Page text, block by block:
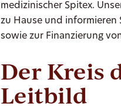
medizinischer Spitex.
zu Hause und informieren
sowie zur Finanzierung
Der Kreis
Leitbild